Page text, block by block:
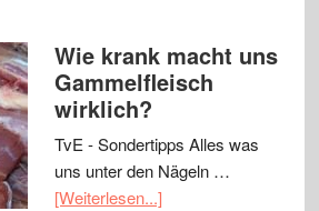
Wie krank macht uns
Gammelfleisch
wirklich?
TvE - Sondertipps Alles was
uns unter den Nägeln …
[Weiterlesen...]